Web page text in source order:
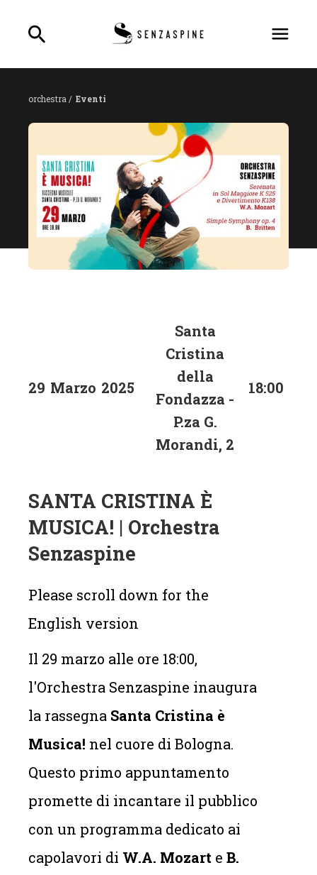
orchestra / Eventi
29 Marzo 2025
Santa
Cristina
della
Fondazza -
P.za G.
Morandi, 2
18:00
SANTA CRISTINA È
MUSICA! | Orchestra
Senzaspine
Please scroll down for the
English version
Il 29 marzo alle ore 18:00,
l'Orchestra Senzaspine inaugura
la rassegna Santa Cristina è
Musica! nel cuore di Bologna.
Questo primo appuntamento
promette di incantare il pubblico
con un programma dedicato ai
capolavori di W.A. Mozart e B.